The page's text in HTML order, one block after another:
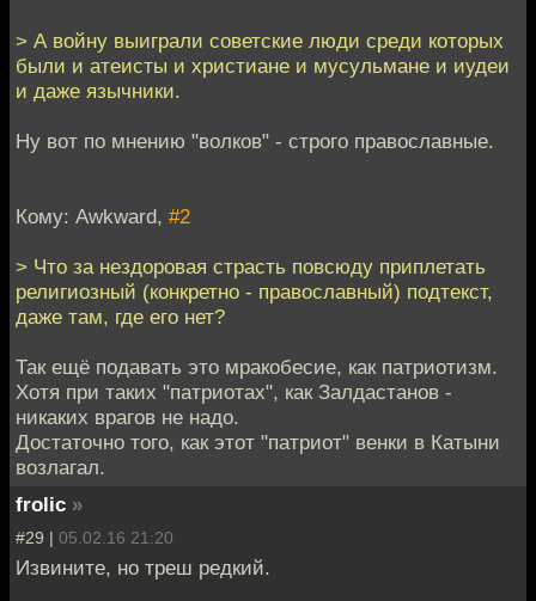
> А войну выиграли советские люди среди которых
были и атеисты и христиане и мусульмане и иудеи
и даже язычники.
Ну вот по мнению "волков" - строго православные.
Кому: Awkward, #2
> Что за нездоровая страсть повсюду приплетать
религиозный (конкретно - православный) подтекст,
даже там, где его нет?
Так ещё подавать это мракобесие, как патриотизм.
Хотя при таких "патриотах", как Залдастанов -
никаких врагов не надо.
Достаточно того, как этот "патриот" венки в Катыни
возлагал.
frolic »
#29 | 05.02.16 21:20
Извините, но треш редкий.